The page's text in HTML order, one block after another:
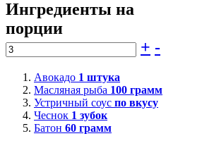
Ингредиенты на
порции
+ -
Авокадо 1 штука
Масляная рыба 100 грамм
Устричный соус по вкусу
Чеснок 1 зубок
Батон 60 грамм